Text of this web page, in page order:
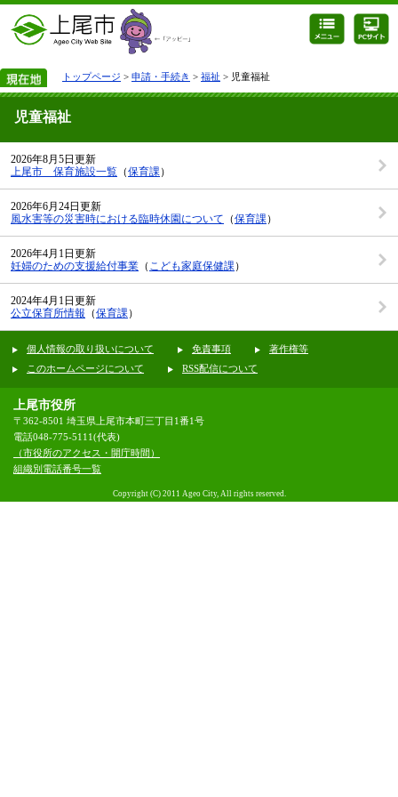
トップページ > 申請・手続き > 福祉 > 児童福祉
児童福祉
2026年8月5日更新
上尾市 保育施設一覧 （保育課 ）
2026年6月24日更新
風水害等の災害時における臨時休園について （保育課 ）
2026年4月1日更新
妊婦のための支援給付事業 （ こども家庭保健課 ）
2024年4月1日更新
公立保育所情報 （保育課 ）
個人情報の取り扱いについて 免責事項
著作権等
このホームページについて
RSS配信について
上尾市役所
〒362-8501 埼玉県上尾市本町三丁目1番1号
電話048-775-5111(代表)
（市役所のアクセス・開庁時間）
組織別電話番号一覧
Copyright (C) 2011 Ageo City, All rights reserved.